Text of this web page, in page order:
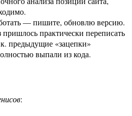
— пишите, обновлю версию.
практически переписать
предыдущие «зацепки»
выпали из кода.
: